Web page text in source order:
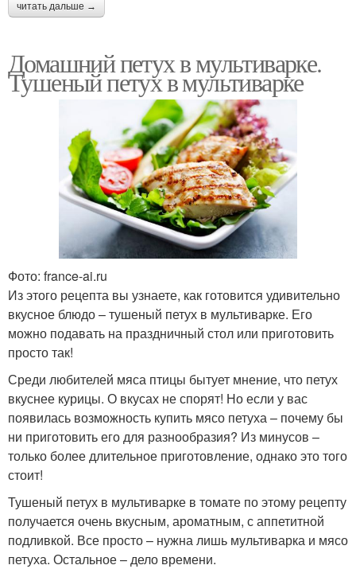
читать дальше →
Домашний петух в мультиварке.
Тушеный петух в мультиварке
Фото: france-ai.ru
Из этого рецепта вы узнаете, как готовится удивительно
вкусное блюдо – тушеный петух в мультиварке. Его
можно подавать на праздничный стол или приготовить
просто так!
Среди любителей мяса птицы бытует мнение, что петух
вкуснее курицы. О вкусах не спорят! Но если у вас
появилась возможность купить мясо петуха – почему бы
ни приготовить его для разнообразия? Из минусов –
только более длительное приготовление, однако это того
стоит!
Тушеный петух в мультиварке в томате по этому рецепту
получается очень вкусным, ароматным, с аппетитной
подливкой. Все просто – нужна лишь мультиварка и мясо
петуха. Остальное – дело времени.